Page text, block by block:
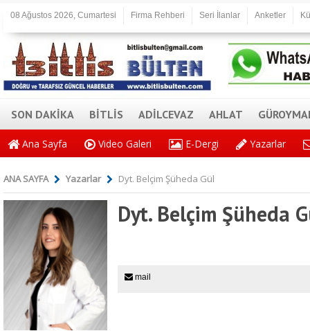
08 Ağustos 2026, Cumartesi Firma Rehberi Seri İlanlar Anketler
SON DAKİKA BİTLİS ADİLCEVAZ AHLAT
Ana Sayfa Video Galeri E-Dergi Yazarlar
ANA SAYFA Yazarlar Dyt. Belçim Şüheda Gül
Dyt. Belçim Şüheda
mail